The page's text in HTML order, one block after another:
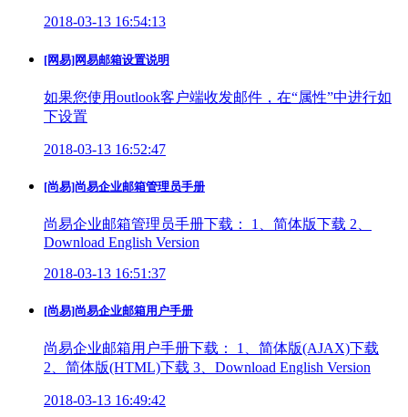
2018-03-13 16:54:13
[网易]网易邮箱设置说明
如果您使用outlook客户端收发邮件，在“属性”中进行如
下设置
2018-03-13 16:52:47
[尚易]尚易企业邮箱管理员手册
尚易企业邮箱管理员手册下载： 1、简体版下载 2、
Download English Version
2018-03-13 16:51:37
[尚易]尚易企业邮箱用户手册
尚易企业邮箱用户手册下载： 1、简体版(AJAX)下载
2、简体版(HTML)下载 3、Download English Version
2018-03-13 16:49:42